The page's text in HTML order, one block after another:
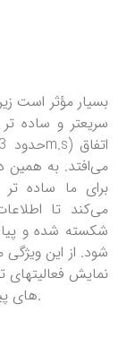
سریعتر و ساده
می‌افتد. به همین
برای ما ساده
می‌کند تا
شکسته شده و
شود. از این
نمایش
های پیچیده و مفاهیم انتزاعی استفاده کرد.